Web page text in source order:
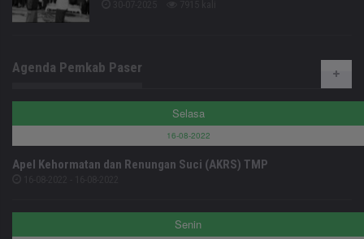
Agenda Pemkab Paser
Selasa
16-08-2022
Apel Kehormatan dan Renungan Suci (AKRS) TMP
Senin